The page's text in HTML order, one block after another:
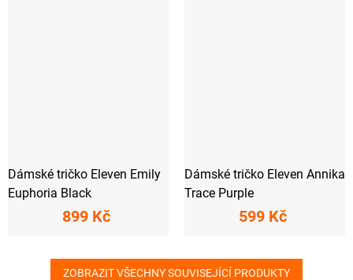
Dámské tričko Eleven Emily
Euphoria Black
899 Kč
Dámské tričko Eleven Annika
Trace Purple
599 Kč
ZOBRAZIT VŠECHNY SOUVISEJÍCÍ PRODUKTY